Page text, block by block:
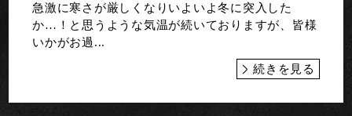
急激に寒さが厳しくなりいよいよ冬に突入した
か…！と思うような気温が続いておりますが、皆様
いかがお過...
続きを見る